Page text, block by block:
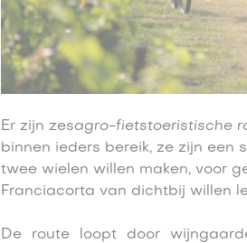
Er zijn zesagro-fietstoeristische
binnen ieders bereik, ze zijn
twee wielen willen maken, voor
Franciacorta van dichtbij willen
De route loopt door